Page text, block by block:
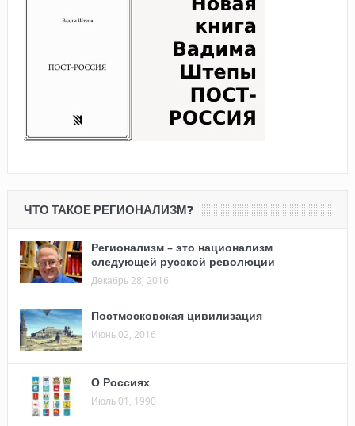
ЧТО ТАКОЕ РЕГИОНАЛИЗМ?
Регионализм – это национализм
следующей русской революции
Декабрь 28, 2016
Постмосковская цивилизация
Июнь 02, 2016
О Россиях
Июль 01, 1990